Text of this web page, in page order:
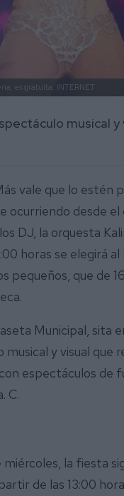
es gratuita. INTERNET
musical
vale que lo estén
desde el
DJ, la orquesta
horas se elegirá
pequeños, que de
Municipal, sita
y visual que
espectáculos de
C.
la fiesta
de las 13:00